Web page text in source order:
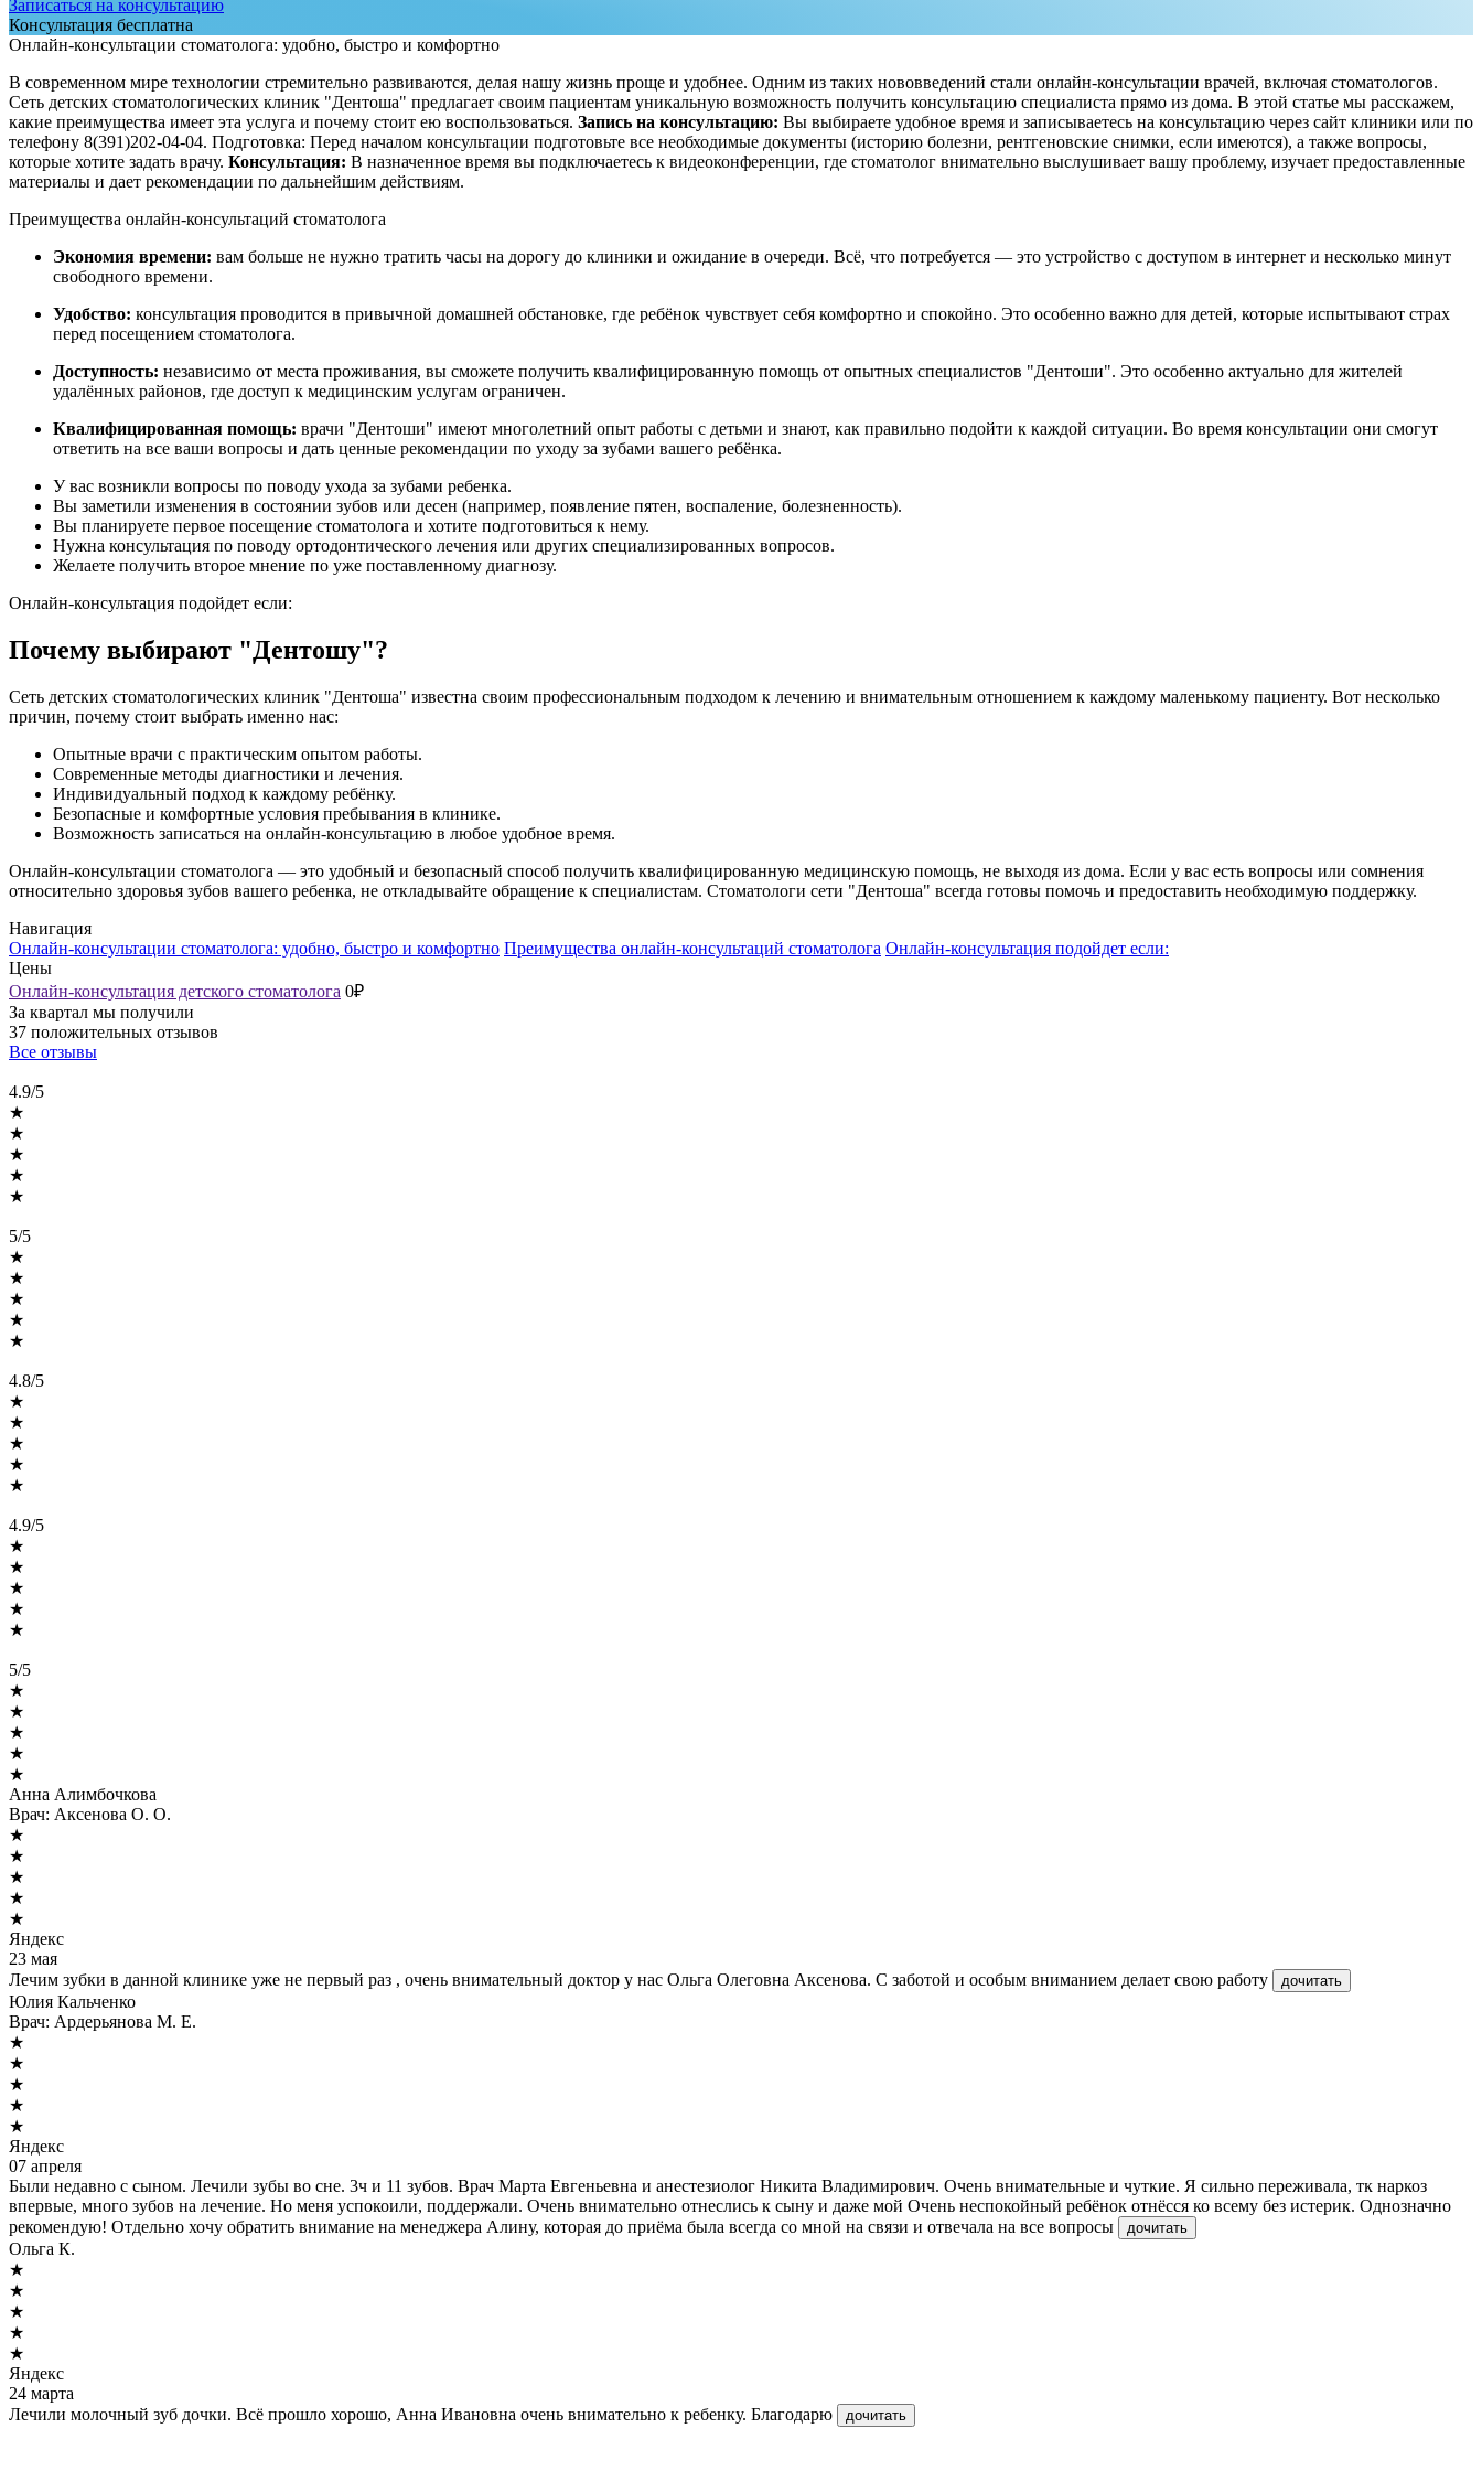
Записаться на консультацию
Консультация бесплатна
Онлайн-консультации стоматолога: удобно, быстро и комфортно
В современном мире технологии стремительно развиваются, делая нашу жизнь проще и удобнее. Одним из таких нововведений стали онлайн-консультации врачей, включая стоматологов.
Сеть детских стоматологических клиник "Дентоша" предлагает своим пациентам уникальную возможность получить консультацию специалиста прямо из дома. В этой статье мы расскажем,
какие преимущества имеет эта услуга и почему стоит ею воспользоваться. Запись на консультацию: Вы выбираете удобное время и записываетесь на консультацию через сайт клиники или по
телефону 8(391)202-04-04. Подготовка: Перед началом консультации подготовьте все необходимые документы (историю болезни, рентгеновские снимки, если имеются), а также вопросы,
которые хотите задать врачу. Консультация: В назначенное время вы подключаетесь к видеоконференции, где стоматолог внимательно выслушивает вашу проблему, изучает предоставленные
материалы и дает рекомендации по дальнейшим действиям.
Преимущества онлайн-консультаций стоматолога
Экономия времени: вам больше не нужно тратить часы на дорогу до клиники и ожидание в очереди. Всё, что потребуется — это устройство с доступом в интернет и несколько минут
свободного времени.
Удобство: консультация проводится в привычной домашней обстановке, где ребёнок чувствует себя комфортно и спокойно. Это особенно важно для детей, которые испытывают страх
перед посещением стоматолога.
Доступность: независимо от места проживания, вы сможете получить квалифицированную помощь от опытных специалистов "Дентоши". Это особенно актуально для жителей
удалённых районов, где доступ к медицинским услугам ограничен.
Квалифицированная помощь: врачи "Дентоши" имеют многолетний опыт работы с детьми и знают, как правильно подойти к каждой ситуации. Во время консультации они смогут
ответить на все ваши вопросы и дать ценные рекомендации по уходу за зубами вашего ребёнка.
У вас возникли вопросы по поводу ухода за зубами ребенка.
Вы заметили изменения в состоянии зубов или десен (например, появление пятен, воспаление, болезненность).
Вы планируете первое посещение стоматолога и хотите подготовиться к нему.
Нужна консультация по поводу ортодонтического лечения или других специализированных вопросов.
Желаете получить второе мнение по уже поставленному диагнозу.
Онлайн-консультация подойдет если:
Почему выбирают "Дентошу"?
Сеть детских стоматологических клиник "Дентоша" известна своим профессиональным подходом к лечению и внимательным отношением к каждому маленькому пациенту. Вот несколько
причин, почему стоит выбрать именно нас:
Опытные врачи с практическим опытом работы.
Современные методы диагностики и лечения.
Индивидуальный подход к каждому ребёнку.
Безопасные и комфортные условия пребывания в клинике.
Возможность записаться на онлайн-консультацию в любое удобное время.
Онлайн-консультации стоматолога — это удобный и безопасный способ получить квалифицированную медицинскую помощь, не выходя из дома. Если у вас есть вопросы или сомнения
относительно здоровья зубов вашего ребенка, не откладывайте обращение к специалистам. Стоматологи сети "Дентоша" всегда готовы помочь и предоставить необходимую поддержку.
Навигация
Онлайн-консультации стоматолога: удобно, быстро и комфортно Преимущества онлайн-консультаций стоматолога Онлайн-консультация подойдет если:
Цены
Онлайн-консультация детского стоматолога 0₽
За квартал мы получили
37 положительных отзывов
Все отзывы
4.9/5
★
★
★
★
★
5/5
★
★
★
★
★
4.8/5
★
★
★
★
★
4.9/5
★
★
★
★
★
5/5
★
★
★
★
★
Анна Алимбочкова
Врач: Аксенова О. О.
★
★
★
★
★
Яндекс
23 мая
Лечим зубки в данной клинике уже не первый раз , очень внимательный доктор у нас Ольга Олеговна Аксенова. С заботой и особым вниманием делает свою работу
дочитать
Юлия Кальченко
Врач: Ардерьянова М. Е.
★
★
★
★
★
Яндекс
07 апреля
Были недавно с сыном. Лечили зубы во сне. 3ч и 11 зубов. Врач Марта Евгеньевна и анестезиолог Никита Владимирович. Очень внимательные и чуткие. Я сильно переживала, тк наркоз
впервые, много зубов на лечение. Но меня успокоили, поддержали. Очень внимательно отнеслись к сыну и даже мой Очень неспокойный ребёнок отнёсся ко всему без истерик. Однозначно
рекомендую! Отдельно хочу обратить внимание на менеджера Алину, которая до приёма была всегда со мной на связи и отвечала на все вопросы
дочитать
Ольга К.
★
★
★
★
★
Яндекс
24 марта
Лечили молочный зуб дочки. Всё прошло хорошо, Анна Ивановна очень внимательно к ребенку. Благодарю
дочитать